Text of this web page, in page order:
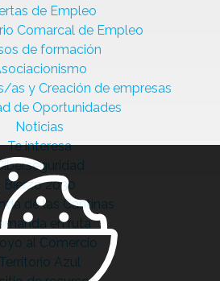
de Empleo
Comarcal de Empleo
de formación
as y Creación de empresas
de Oportunidades
Noticias
Te interesa
Bierzo 2030
de las Cantinas
en ruta
al Comercio
Territorio Azul